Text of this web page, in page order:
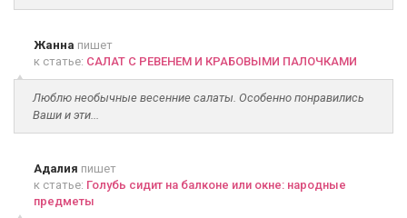
Жанна пишет
к статье: САЛАТ С РЕВЕНЕМ И КРАБОВЫМИ ПАЛОЧКАМИ
Люблю необычные весенние салаты. Особенно понравились
Ваши и эти...
Адалия пишет
к статье: Голубь сидит на балконе или окне: народные
предметы